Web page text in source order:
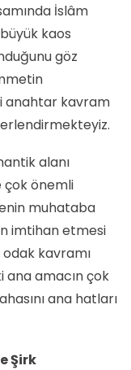
İslâm
kaos
göz
anahtar kavram
alanı
çok önemli
muhataba
imtihan etmesi
kavramı
ana amacın çok
ana hatları
Şirk